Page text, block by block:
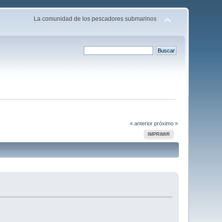
La comunidad de los pescadores submarinos
« anterior próximo »
IMPRIMIR